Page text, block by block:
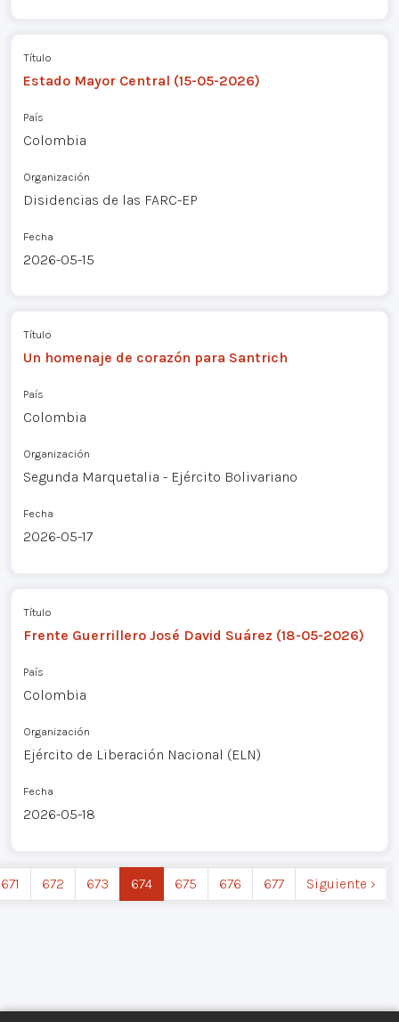
Título
Estado Mayor Central (15-05-2026)
País
Colombia
Organización
Disidencias de las FARC-EP
Fecha
2026-05-15
Título
Un homenaje de corazón para Santrich
País
Colombia
Organización
Segunda Marquetalia - Ejército Bolivariano
Fecha
2026-05-17
Título
Frente Guerrillero José David Suárez (18-05-2026)
País
Colombia
Organización
Ejército de Liberación Nacional (ELN)
Fecha
2026-05-18
671 672 673 674 675 676 677 Siguiente ›